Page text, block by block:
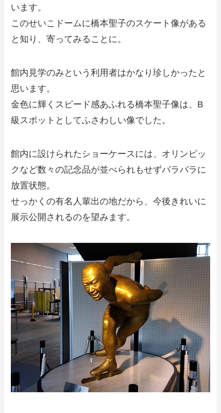
います。
このせいこドームに橋本聖子のスケート像がある
と知り、寄ってみることに。
館内見学のみという利用者はかなり珍しかったと
思います。
金色に輝くスピード感あふれる橋本聖子像は、B
級スポットとしてふさわしい像でした。
館内に設けられたショーケースには、オリンピッ
クなど数々の記念品が並べられもせずバラバラに
放置状態。
せっかくの有名人輩出の地だから、今後きれいに
展示公開されるのを望みます。